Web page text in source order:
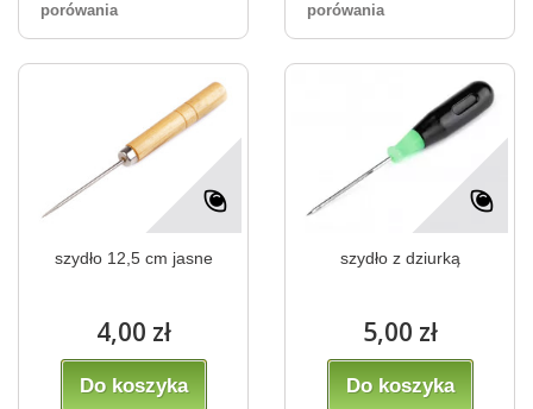
porówania
porówania
szydło 12,5 cm jasne
4,00 zł
Do koszyka
szydło z dziurką
5,00 zł
Do koszyka